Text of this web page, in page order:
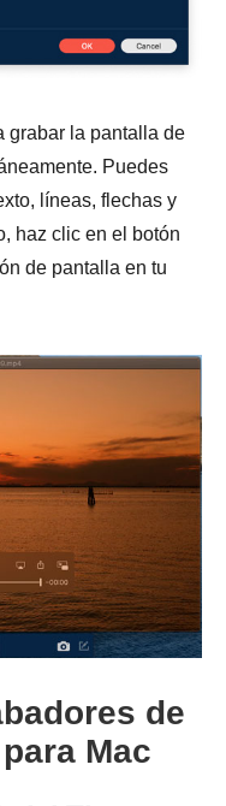
grabar la pantalla de
Puedes
líneas, flechas y
haz clic en el botón
de pantalla en tu
de
Mac